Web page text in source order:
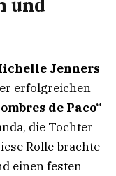
und
Jenners
erfolgreichen
de Paco“
die Tochter
Rolle brachte
einen festen